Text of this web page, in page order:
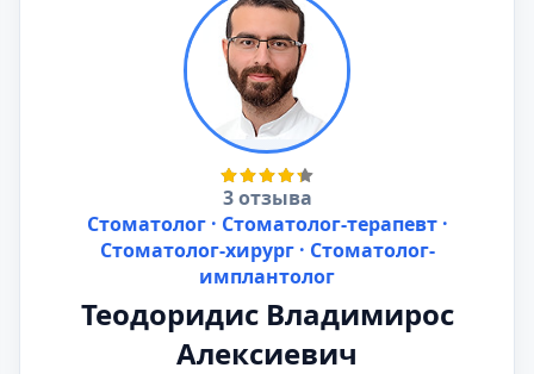
3 отзыва
Стоматолог · Стоматолог-терапевт ·
Стоматолог-хирург · Стоматолог-
имплантолог
Теодоридис Владимирос
Алексиевич